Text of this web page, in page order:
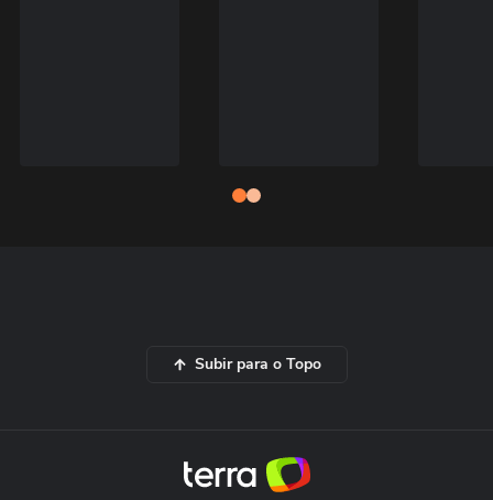
Subir para o Topo